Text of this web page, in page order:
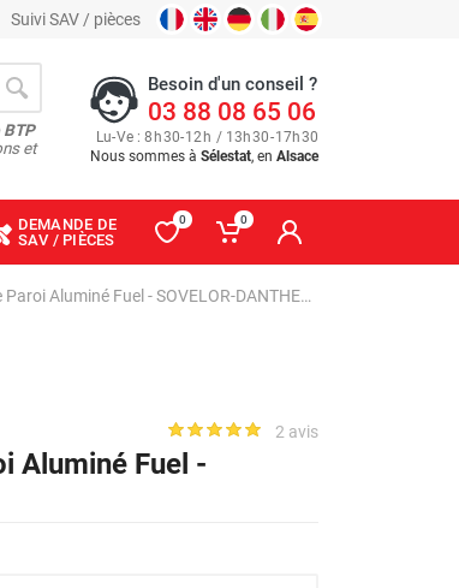
Suivi SAV / pièces
et
Besoin d'un conseil ?
03 88 08 65 06
Lu-Ve : 8h30-12h / 13h30-17h30
Nous sommes à Sélestat, en Alsace
DEMANDE DE
SAV / PIÈCES
0 0
Te Equerrre D 153 MM Simple Paroi Aluminé Fuel - SOVELOR-DANTHERM
2 avis
Aluminé Fuel -